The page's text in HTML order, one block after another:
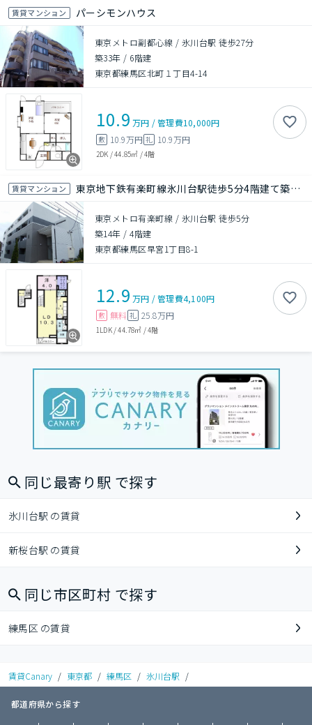
賃貸マンション パーシモンハウス
東京メトロ副都心線 / 氷川台駅 徒歩27分
築33年 / 6階建
東京都練馬区北町１丁目4-14
10.9 万円 /管理費10,000円
敷 10.9万円 礼 10.9万円
2DK /44.85㎡ /4階
賃貸マンション 東京地下鉄有楽町線氷川台駅徒歩5分4階建て築13年
東京メトロ有楽町線 / 氷川台駅 徒歩5分
築14年 /4階建
東京都練馬区早宮1丁目8-1
12.9 万円 /管理費4,100円
敷 無料 礼 25.8万円
1LDK/44.78㎡ /4階
同じ最寄り駅 で探す
氷川台駅 の賃貸
新桜台駅 の賃貸
同じ市区町村 で探す
練馬区 の賃貸
賃貸Canary / 東京都 / 練馬区 / 氷川台駅 /
都道府県から探す